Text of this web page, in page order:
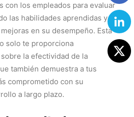
con los empleados para evaluar
las habilidades aprendidas y si
en su desempeño. Esta
solo te proporciona
la efectividad de la
también demuestra a tus
comprometido con su
a largo plazo.